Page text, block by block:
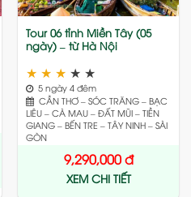
Tour 06 tỉnh Miền Tây (05
ngày) – từ Hà Nội
★ ★ ★ ★ ★
5 ngày 4 đêm
CẦN THƠ – SÓC TRĂNG – BẠC
LIÊU – CÀ MAU – ĐẤT MŨI – TIỀN
GIANG – BẾN TRE – TÂY NINH – SÀI
GÒN
9,290,000đ
XEM CHI TIẾT